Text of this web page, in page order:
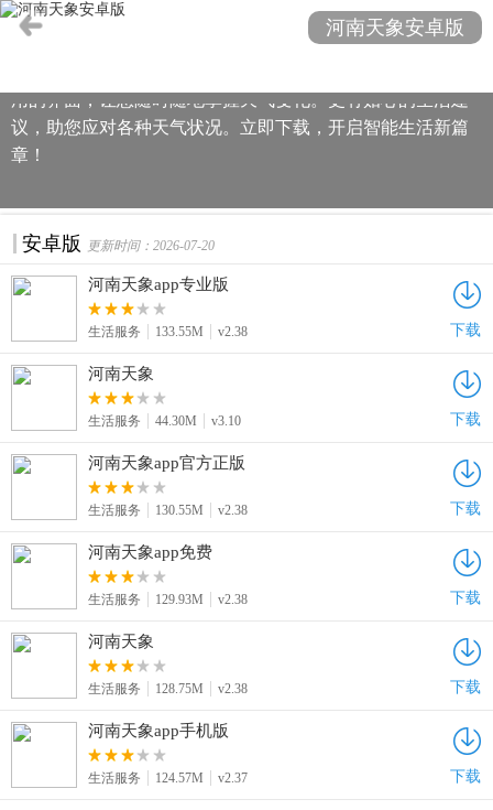
论是安卓系统还是免费版，我们为您提供最详尽的天气预
报，包括温度、湿度、风速、气压等详细信息。无论是出
用的界面，让您随时随地掌握天气变化。更有贴心的生活建
议，助您应对各种天气状况。立即下载，开启智能生活新篇
章！
河南天象安卓版
安卓版 更新时间：2026-07-20
河南天象app专业版
生活服务 133.55M v2.38 下载
河南天象
生活服务 44.30M v3.10 下载
河南天象app官方正版
生活服务 130.55M v2.38 下载
河南天象app免费
生活服务 129.93M v2.38 下载
河南天象
生活服务 128.75M v2.38 下载
河南天象app手机版
生活服务 124.57M v2.37 下载